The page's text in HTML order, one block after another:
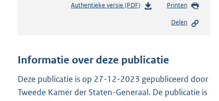
Authentieke versie (PDF)b
n
s
r
Printen
Delen
Informatie over deze publicatie
Deze publicatie is op 27-12-2023 gepubliceerd door
Tweede Kamer der Staten-Generaal. De publicatie is